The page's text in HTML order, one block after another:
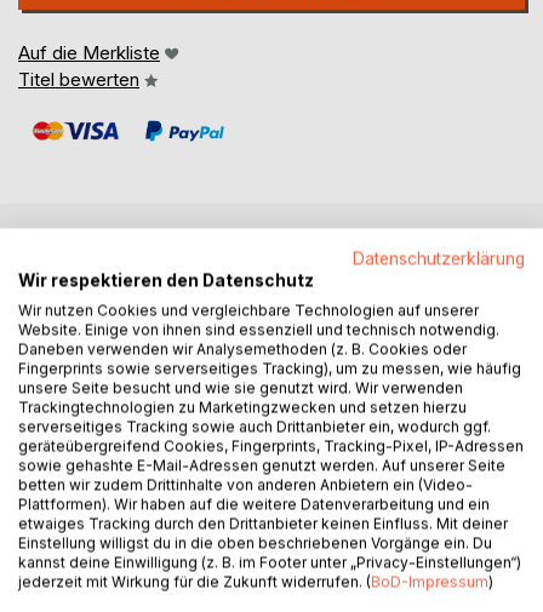
Auf die Merkliste
Titel bewerten
Das kleine Buch legt eine Sammlung von
Landschaftsmalereien vor, die in den vergangenen Jahren
entstanden sind. Bilder im Computer oder auf dem i-Pad
gemalt mit den dort zur Verfügung stehen Instrumentarien.
Es erhebt keinen Anspruch auf "große Kunst", was immer
das sein soll, sondern ist Ausdruck persönlicher Eindrücke
ohne Rücksicht auf die allgemeine Meinung, dass
Landschaften heute keine Bedeutung mehr hätten.
AUTOR/IN
Datenschutzerklärung
Wir respektieren den Datenschutz
Wir nutzen Cookies und vergleichbare Technologien auf unserer
Website. Einige von ihnen sind essenziell und technisch notwendig.
Daneben verwenden wir Analysemethoden (z. B. Cookies oder
Fingerprints sowie serverseitiges Tracking), um zu messen, wie häufig
unsere Seite besucht und wie sie genutzt wird. Wir verwenden
Trackingtechnologien zu Marketingzwecken und setzen hierzu
serverseitiges Tracking sowie auch Drittanbieter ein, wodurch ggf.
geräteübergreifend Cookies, Fingerprints, Tracking-Pixel, IP-Adressen
sowie gehashte E-Mail-Adressen genutzt werden. Auf unserer Seite
betten wir zudem Drittinhalte von anderen Anbietern ein (Video-
Plattformen). Wir haben auf die weitere Datenverarbeitung und ein
etwaiges Tracking durch den Drittanbieter keinen Einfluss. Mit deiner
Einstellung willigst du in die oben beschriebenen Vorgänge ein. Du
kannst deine Einwilligung (z. B. im Footer unter „Privacy-Einstellungen“)
jederzeit mit Wirkung für die Zukunft widerrufen. (BoD-Impressum)